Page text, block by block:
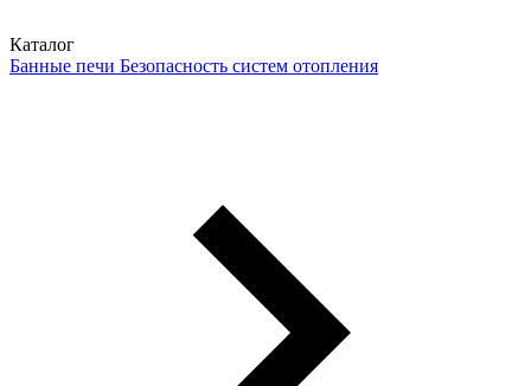
Каталог
Банные печи Безопасность систем отопления